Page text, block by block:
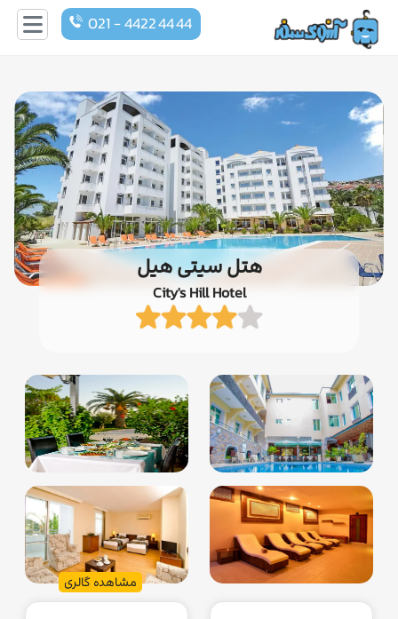
021 - 4422 44 44
هتل سیتی هیل
City's Hill Hotel
مشاهده گالری